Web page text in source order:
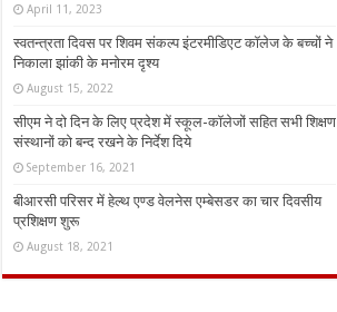
April 11, 2023
स्वतन्त्रता दिवस पर शिवम संकल्प इंटरमीडिएट कॉलेज के बच्चों ने
निकाला झांकी के मनोरम दृश्य
August 15, 2022
सीएम ने दो दिन के लिए प्रदेश में स्कूल-कॉलेजों सहित सभी शिक्षण
संस्थानों को बन्द रखने के निर्देश दिये
September 16, 2021
बीआरसी परिसर में हेल्थ एण्ड वेलनेस एम्बेसडर का चार दिवसीय
प्रशिक्षण शुरू
August 18, 2021